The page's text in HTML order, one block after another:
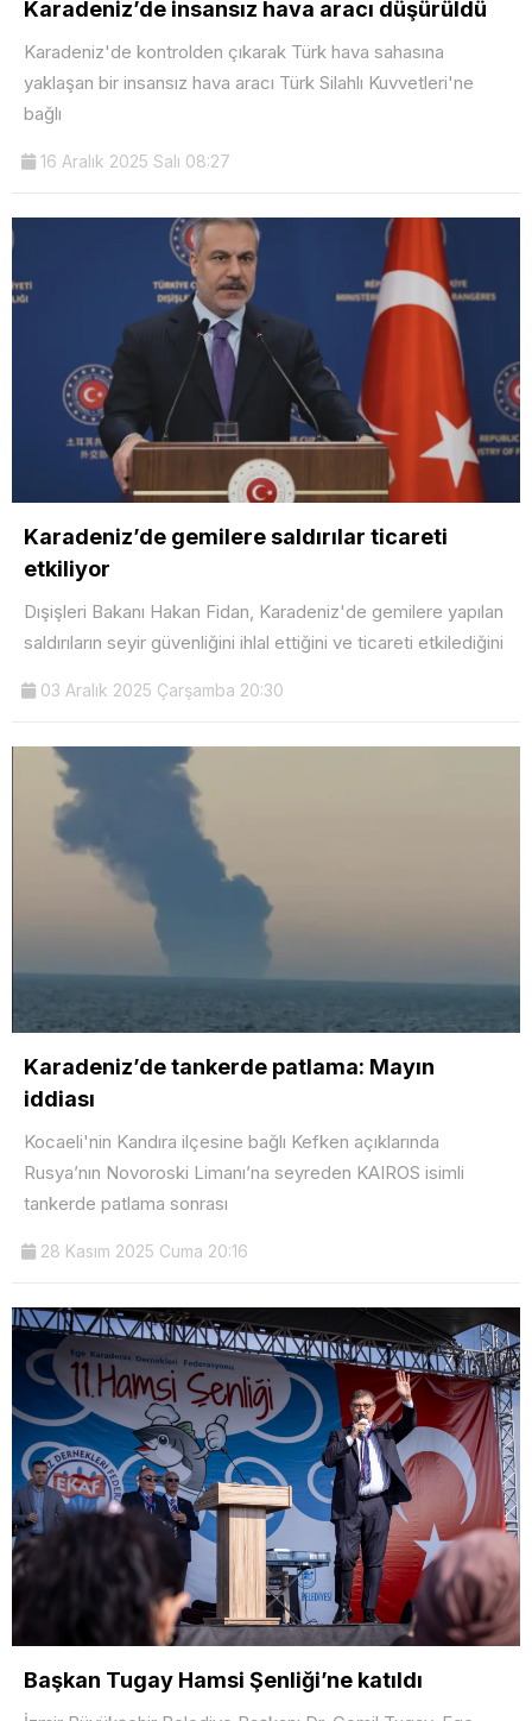
Karadeniz’de insansız hava aracı düşürüldü
Karadeniz'de kontrolden çıkarak Türk hava sahasına
yaklaşan bir insansız hava aracı Türk Silahlı Kuvvetleri'ne
bağlı
16 Aralık 2025 Salı 08:27
Karadeniz’de gemilere saldırılar ticareti
etkiliyor
Dışişleri Bakanı Hakan Fidan, Karadeniz'de gemilere yapılan
saldırıların seyir güvenliğini ihlal ettiğini ve ticareti etkilediğini
03 Aralık 2025 Çarşamba 20:30
Karadeniz’de tankerde patlama: Mayın
iddiası
Kocaeli'nin Kandıra ilçesine bağlı Kefken açıklarında
Rusya’nın Novoroski Limanı’na seyreden KAIROS isimli
tankerde patlama sonrası
28 Kasım 2025 Cuma 20:16
Başkan Tugay Hamsi Şenliği’ne katıldı